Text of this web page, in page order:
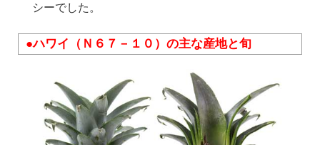
シーでした。
●ハワイ（Ｎ６７－１０）の主な産地と旬